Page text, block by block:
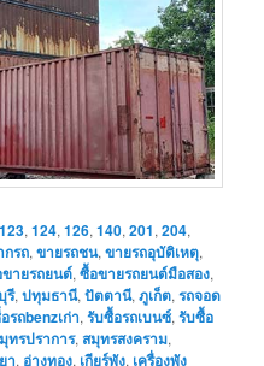
123,124,126,140,201,204,
รถ,ขายรถชน,ขายรถอุบัติเหตุ,
ายรถยนต์,ซื้อขายรถยนต์มือสอง,
รี,ปทุมธานี,ปัตตานี,ภูเก็ต,รถจอด
รถbenzเก่า,รับซื้อรถเบนซ์,รับซื้อ
ทรปราการ, สมุทรสงคราม,
า, อ่างทอง, เกียร์พัง, เครื่องพัง